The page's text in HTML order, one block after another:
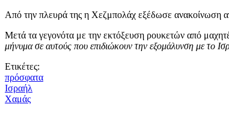
Από την πλευρά της η Χεζμπολάχ εξέδωσε ανακοίνωση
Μετά τα γεγονότα με την εκτόξευση ρουκετών από
μήνυμα σε αυτούς που επιδιώκουν την εξομάλυνση με το
Ετικέτες:
πρόσφατα
Ισραήλ
Χαμάς